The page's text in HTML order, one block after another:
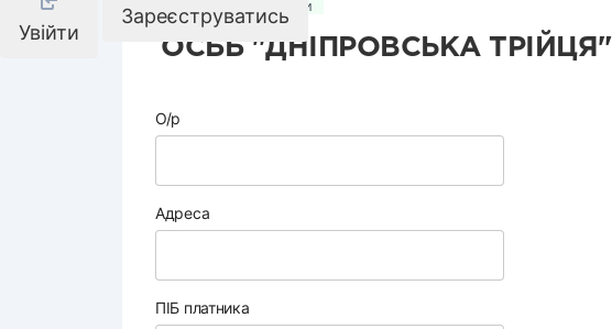
Увійти
Зареєструватись
Комунальні послуги
ОСББ "ДНІПРОВСЬКА ТРІЙЦЯ"
О/р
Адреса
ПІБ платника